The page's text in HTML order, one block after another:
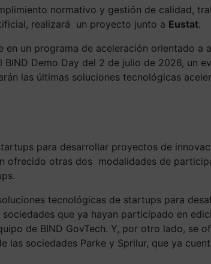
normativo y gestión de calidad,
realizará un proyecto junto a Eustat.
un programa de aceleración orientado
Demo Day del 2 de julio de 2026, un
las últimas soluciones tecnológicas
para desarrollar proyectos de
ofrecido otras dos modalidades de
tecnológicas de startups para
que ya hayan participado en
de BIND GovTech. Y, por otro lado, se
sociedades Parke y Sprilur, que ya